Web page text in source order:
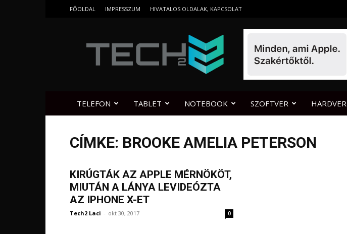
FŐOLDAL IMPRESSZUM HIVATALOS OLDALAK, KAPCSOLAT
TELEFON TABLET NOTEBOOK SZOFTVER HARDVER
CÍMKE: BROOKE AMELIA PETERSON
KIRÚGTÁK AZ APPLE MÉRNÖKÖT,
MIUTÁN A LÁNYA LEVIDEÓZTA
AZ IPHONE X-ET
Tech2 Laci - okt 30, 2017 0